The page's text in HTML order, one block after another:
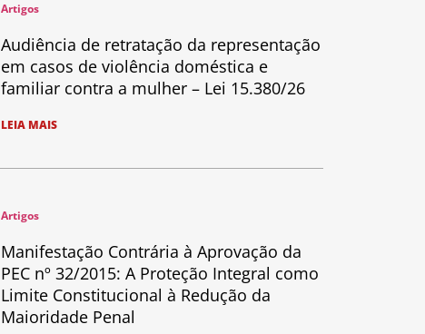
Artigos
Audiência de retratação da representação
em casos de violência doméstica e
familiar contra a mulher – Lei 15.380/26
LEIA MAIS
Artigos
Manifestação Contrária à Aprovação da
PEC nº 32/2015: A Proteção Integral como
Limite Constitucional à Redução da
Maioridade Penal